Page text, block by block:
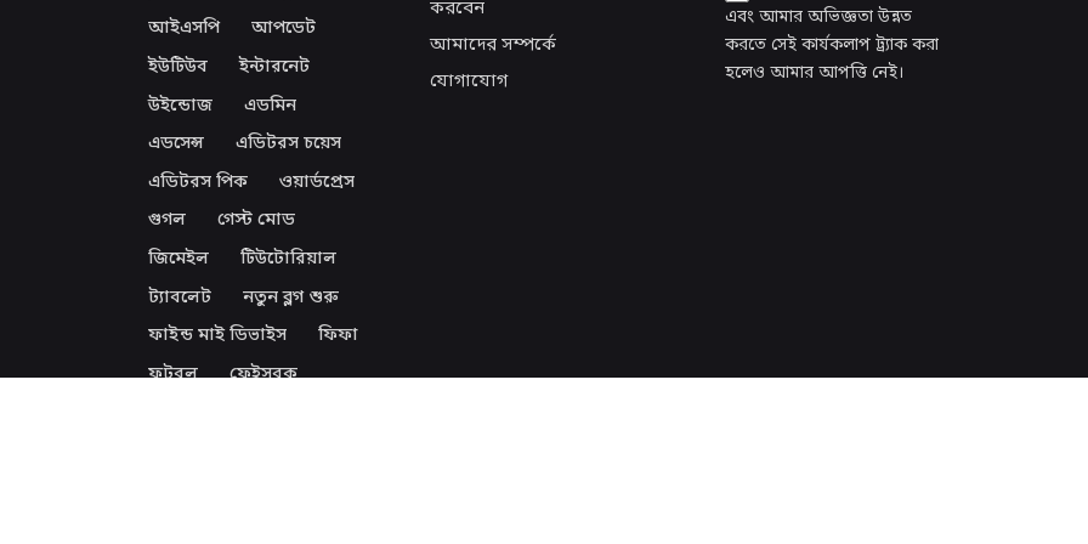
আইএসপি
আপডেট
ইউটিউব
ইন্টারনেট
উইন্ডোজ
এডমিন
এডসেন্স
এডিটরস চয়েস
এডিটরস পিক
ওয়ার্ডপ্রেস
গুগল
গেস্ট মোড
জিমেইল
টিউটোরিয়াল
ট্যাবলেট
নতুন ব্লগ শুরু
ফাইন্ড মাই ডিভাইস
ফিফা
ফুটবল
ফেইসবুক
করবেন
আমাদের সম্পর্কে
যোগাযোগ
এবং আমার অভিজ্ঞতা উন্নত
করতে সেই কার্যকলাপ ট্র্যাক করা
হলেও আমার আপত্তি নেই।